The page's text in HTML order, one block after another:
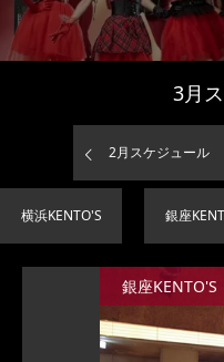
3月
2月スケジュール
横浜KENTO'S 銀座
銀座KENTO'S